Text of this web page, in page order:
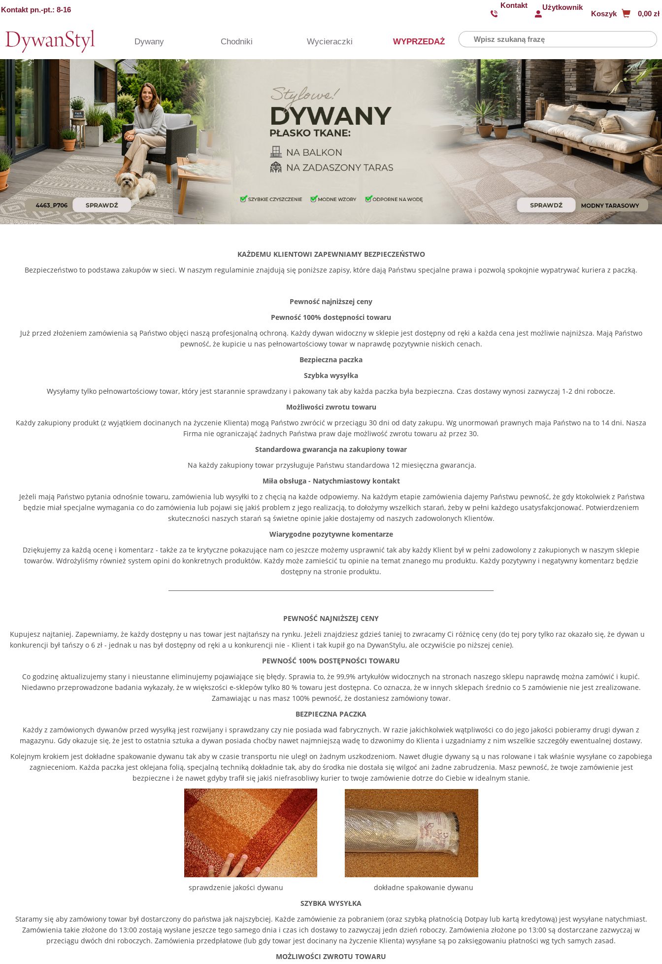
Kontakt pn.-pt.: 8-16
Kontakt Użytkownik
Koszyk 0,00 zł
Dywany Chodniki Wycieraczki WYPRZEDAŻ
KAŻDEMU KLIENTOWI ZAPEWNIAMY BEZPIECZEŃSTWO
Bezpieczeństwo to podstawa zakupów w sieci. W naszym regulaminie znajdują się poniższe zapisy, które dają Państwu specjalne prawa i pozwolą spokojnie wypatrywać kuriera z paczką.
Pewność najniższej ceny
Pewność 100% dostępności towaru
Już przed złożeniem zamówienia są Państwo objęci naszą profesjonalną ochroną. Każdy dywan widoczny w sklepie jest dostępny od ręki a każda cena jest możliwie najniższa. Mają Państwo
pewność, że kupicie u nas pełnowartościowy towar w naprawdę pozytywnie niskich cenach.
Bezpieczna paczka
Szybka wysyłka
Wysyłamy tylko pełnowartościowy towar, który jest starannie sprawdzany i pakowany tak aby każda paczka była bezpieczna. Czas dostawy wynosi zazwyczaj 1-2 dni robocze.
Możliwości zwrotu towaru
Każdy zakupiony produkt (z wyjątkiem docinanych na życzenie Klienta) mogą Państwo zwrócić w przeciągu 30 dni od daty zakupu. Wg unormowań prawnych maja Państwo na to 14 dni. Nasza
Firma nie ograniczająć żadnych Państwa praw daje możliwość zwrotu towaru aż przez 30.
Standardowa gwarancja na zakupiony towar
Na każdy zakupiony towar przysługuje Państwu standardowa 12 miesięczna gwarancja.
Miła obsługa - Natychmiastowy kontakt
Jeżeli mają Państwo pytania odnośnie towaru, zamówienia lub wysyłki to z chęcią na każde odpowiemy. Na każdym etapie zamówienia dajemy Państwu pewność, że gdy ktokolwiek z Państwa
będzie miał specjalne wymagania co do zamówienia lub pojawi się jakiś problem z jego realizacją, to dołożymy wszelkich starań, żeby w pełni każdego usatysfakcjonować. Potwierdzeniem
skuteczności naszych starań są świetne opinie jakie dostajemy od naszych zadowolonych Klientów.
Wiarygodne pozytywne komentarze
Dziękujemy za każdą ocenę i komentarz - także za te krytyczne pokazujące nam co jeszcze możemy usprawnić tak aby każdy Klient był w pełni zadowolony z zakupionych w naszym sklepie
towarów. Wdrożyliśmy również system opini do konkretnych produktów. Każdy może zamieścić tu opinie na temat znanego mu produktu. Każdy pozytywny i negatywny komentarz będzie
dostępny na stronie produktu.
PEWNOŚĆ NAJNIŻSZEJ CENY
Kupujesz najtaniej. Zapewniamy, że każdy dostępny u nas towar jest najtańszy na rynku. Jeżeli znajdziesz gdzieś taniej to zwracamy Ci różnicę ceny (do tej pory tylko raz okazało się, że dywan u
konkurencji był tańszy o 6 zł - jednak u nas był dostępny od ręki a u konkurencji nie - Klient i tak kupił go na DywanStylu, ale oczywiście po niższej cenie).
PEWNOŚĆ 100% DOSTĘPNOŚCI TOWARU
Co godzinę aktualizujemy stany i nieustanne eliminujemy pojawiające się błędy. Sprawia to, że 99,9% artykułów widocznych na stronach naszego sklepu naprawdę można zamówić i kupić.
Niedawno przeprowadzone badania wykazały, że w większości e-sklepów tylko 80 % towaru jest dostępna. Co oznacza, że w innych sklepach średnio co 5 zamówienie nie jest zrealizowane.
Zamawiając u nas masz 100% pewność, że dostaniesz zamówiony towar.
BEZPIECZNA PACZKA
Każdy z zamówionych dywanów przed wysyłką jest rozwijany i sprawdzany czy nie posiada wad fabrycznych. W razie jakichkolwiek wątpliwości co do jego jakości pobieramy drugi dywan z
magazynu. Gdy okazuje się, że jest to ostatnia sztuka a dywan posiada choćby nawet najmniejszą wadę to dzwonimy do Klienta i uzgadniamy z nim wszelkie szczegóły ewentualnej dostawy.
Kolejnym krokiem jest dokładne spakowanie dywanu tak aby w czasie transportu nie uległ on żadnym uszkodzeniom. Nawet długie dywany są u nas rolowane i tak właśnie wysyłane co zapobiega
zagnieceniom. Każda paczka jest oklejana folią, specjalną techniką dokładnie tak, aby do środka nie dostała się wilgoć ani żadne zabrudzenia. Masz pewność, że twoje zamówienie jest
bezpieczne i że nawet gdyby trafił się jakiś niefrasobliwy kurier to twoje zamówienie dotrze do Ciebie w idealnym stanie.
sprawdzenie jakości dywanu dokładne spakowanie dywanu
SZYBKA WYSYŁKA
Staramy się aby zamówiony towar był dostarczony do państwa jak najszybciej. Każde zamówienie za pobraniem (oraz szybką płatnością Dotpay lub kartą kredytową) jest wysyłane natychmiast.
Zamówienia takie złożone do 13:00 zostają wysłane jeszcze tego samego dnia i czas ich dostawy to zazwyczaj jedn dzień roboczy. Zamówienia złożone po 13:00 są dostarczane zazwyczaj w
przeciągu dwóch dni roboczych. Zamówienia przedpłatowe (lub gdy towar jest docinany na życzenie Klienta) wysyłane są po zaksięgowaniu płatności wg tych samych zasad.
MOŻLIWOŚCI ZWROTU TOWARU